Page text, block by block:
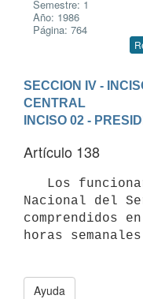
Semestre: 1
Año: 1986
Página: 764
SECCION IV -
CENTRAL
INCISO 02 -
Artículo 138
Nacional del
comprendidos
Ayuda